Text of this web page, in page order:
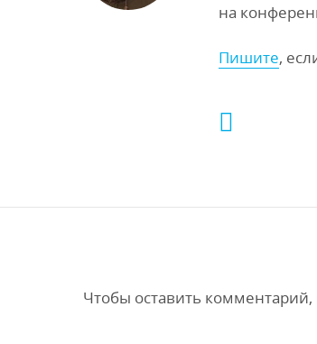
на
Пишите,
Чтобы оставить комментарий,